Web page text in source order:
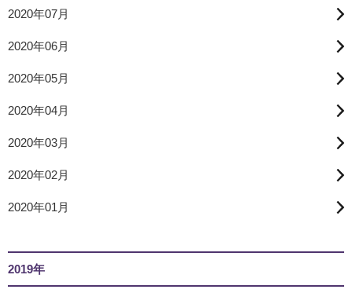
2020年07月
2020年06月
2020年05月
2020年04月
2020年03月
2020年02月
2020年01月
2019年